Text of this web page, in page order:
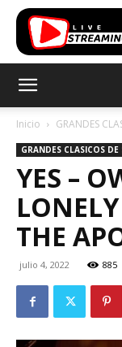
Inicio GRANDES
GRANDES CLASICOS DE
YES –
THE
julio 4, 2022 885